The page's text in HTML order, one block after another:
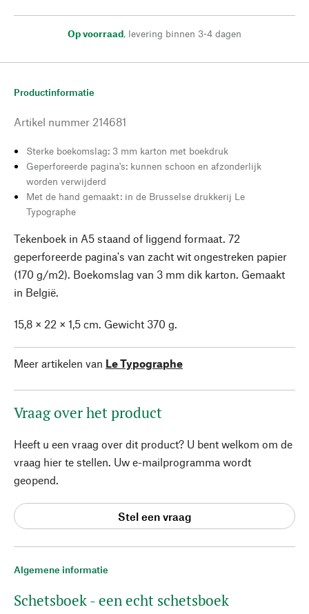
Op voorraad, levering binnen 3-4 dagen
Algemene informatie
Schetsboek - een echt schetsboek
Productinformatie
Artikel nummer 214681
Sterke boekomslag: 3 mm karton met boekdruk
Geperforeerde pagina's: kunnen schoon en afzonderlijk
worden verwijderd
Met de hand gemaakt: in de Brusselse drukkerij Le
Typographe
Tekenboek in A5 staand of liggend formaat. 72
geperforeerde pagina's van zacht wit ongestreken papier
(170 g/m2). Boekomslag van 3 mm dik karton. Gemaakt
in België.
15,8 × 22 × 1,5 cm. Gewicht 370 g.
Meer artikelen van Le Typographe
Vraag over het product
Heeft u een vraag over dit product? U bent welkom om de
vraag hier te stellen. Uw e-mailprogramma wordt
geopend.
Stel een vraag